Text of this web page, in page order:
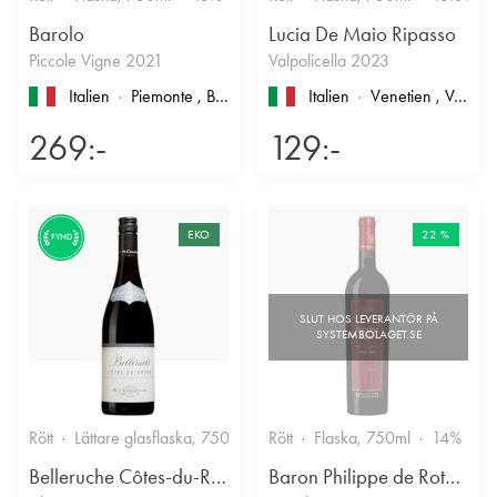
Barolo
Piccole Vigne 2021
Italien
Piemonte , Barolo
269:-
Lucia De Maio Ripasso
Valpolicella 2023
Italien
Venetien , Valpolicella
129:-
FYND EKO
Rött Lättare glasflaska, 750ml 13.5% Kryddigt & Mustigt
Belleruche Côtes-du-Rhône
22 %
Rött Flaska, 750ml 14%
Baron Philippe de Rothschild Chile SA